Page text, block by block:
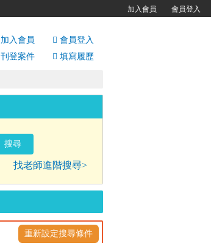
加入會員 會員登入
刊登案件 填寫履歷
找老師進階搜尋>
重新設定搜尋條件
加入會員 會員登入